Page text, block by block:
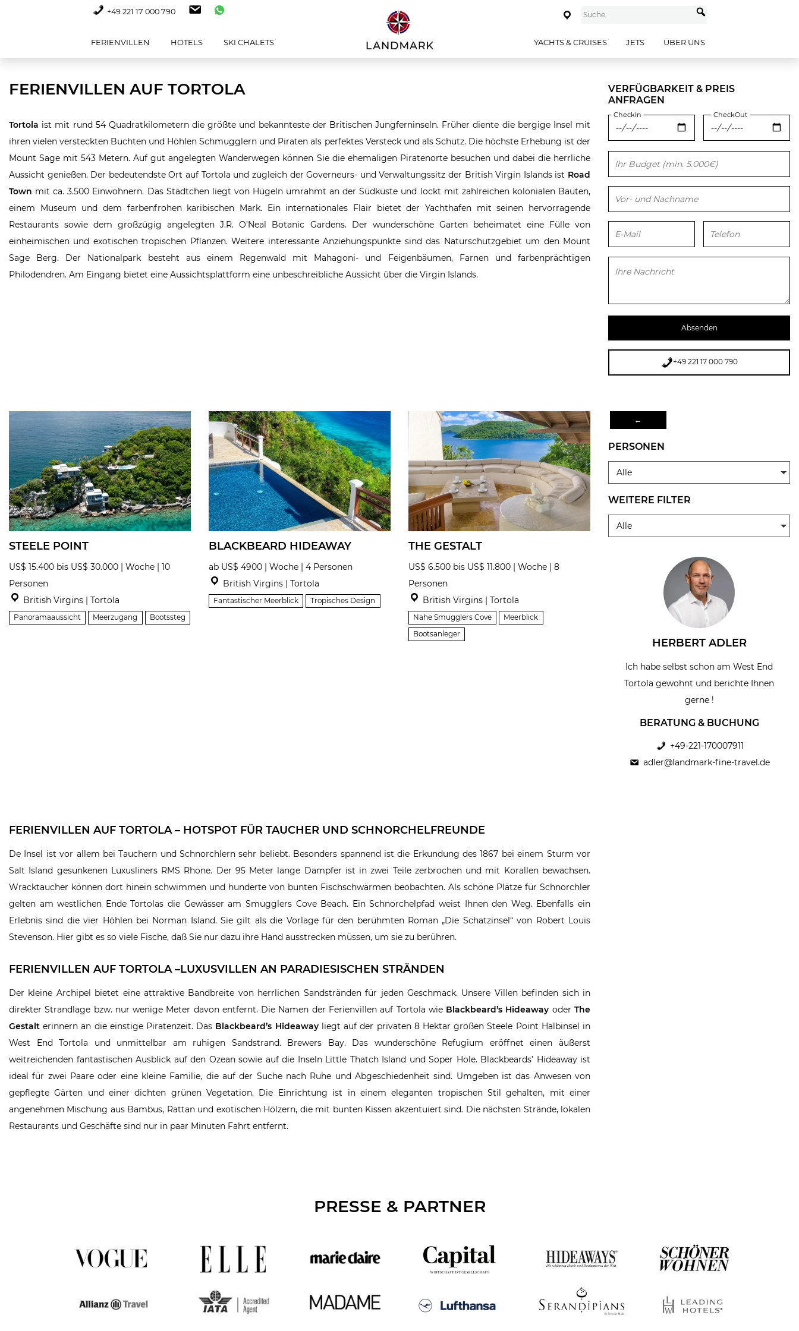
+49 221 17 000 790
FERIENVILLEN HOTELS SKI CHALETS YACHTS & CRUISES JETS ÜBER UNS
FERIENVILLEN AUF TORTOLA
Tortola ist mit rund 54 Quadratkilometern die größte und bekannteste der Britischen Jungferninseln. Früher diente die bergige Insel mit
ihren vielen versteckten Buchten und Höhlen Schmugglern und Piraten als perfektes Versteck und als Schutz. Die höchste Erhebung ist der
Mount Sage mit 543 Metern. Auf gut angelegten Wanderwegen können Sie die ehemaligen Piratenorte besuchen und dabei die herrliche
Aussicht genießen. Der bedeutendste Ort auf Tortola und zugleich der Governeurs- und Verwaltungssitz der British Virgin Islands ist Road
Town mit ca. 3.500 Einwohnern. Das Städtchen liegt von Hügeln umrahmt an der Südküste und lockt mit zahlreichen kolonialen Bauten,
einem Museum und dem farbenfrohen karibischen Mark. Ein internationales Flair bietet der Yachthafen mit seinen hervorragende
Restaurants sowie dem großzügig angelegten J.R. O’Neal Botanic Gardens. Der wunderschöne Garten beheimatet eine Fülle von
einheimischen und exotischen tropischen Pflanzen. Weitere interessante Anziehungspunkte sind das Naturschutzgebiet um den Mount
Sage Berg. Der Nationalpark besteht aus einem Regenwald mit Mahagoni- und Feigenbäumen, Farnen und farbenprächtigen
Philodendren. Am Eingang bietet eine Aussichtsplattform eine unbeschreibliche Aussicht über die Virgin Islands.
VERFÜGBARKEIT & PREIS
ANFRAGEN
CheckIn CheckOut
Bitte lasse dieses Feld leer.
Bitte lasse dieses Feld leer.
+49 221 17 000 790
←
PERSONEN
Alle
WEITERE FILTER
Alle
HERBERT ADLER
Ich habe selbst schon am West End
Tortola gewohnt und berichte Ihnen
gerne !
BERATUNG & BUCHUNG
+49-221-170007911
adler@landmark-fine-travel.de
STEELE POINT
US$ 15.400 bis US$ 30.000 | Woche | 10
Personen
British Virgins | Tortola
Panoramaaussicht Meerzugang Bootssteg
BLACKBEARD HIDEAWAY
ab US$ 4900 | Woche | 4 Personen
British Virgins | Tortola
Fantastischer Meerblick Tropisches Design
THE GESTALT
US$ 6.500 bis US$ 11.800 | Woche | 8
Personen
British Virgins | Tortola
Nahe Smugglers Cove
Meerblick
Bootsanleger
FERIENVILLEN AUF TORTOLA – HOTSPOT FÜR TAUCHER UND SCHNORCHELFREUNDE
De Insel ist vor allem bei Tauchern und Schnorchlern sehr beliebt. Besonders spannend ist die Erkundung des 1867 bei einem Sturm vor
Salt Island gesunkenen Luxusliners RMS Rhone. Der 95 Meter lange Dampfer ist in zwei Teile zerbrochen und mit Korallen bewachsen.
Wracktaucher können dort hinein schwimmen und hunderte von bunten Fischschwärmen beobachten. Als schöne Plätze für Schnorchler
gelten am westlichen Ende Tortolas die Gewässer am Smugglers Cove Beach. Ein Schnorchelpfad weist Ihnen den Weg. Ebenfalls ein
Erlebnis sind die vier Höhlen bei Norman Island. Sie gilt als die Vorlage für den berühmten Roman „Die Schatzinsel“ von Robert Louis
Stevenson. Hier gibt es so viele Fische, daß Sie nur dazu ihre Hand ausstrecken müssen, um sie zu berühren.
FERIENVILLEN AUF TORTOLA –LUXUSVILLEN AN PARADIESISCHEN STRÄNDEN
Der kleine Archipel bietet eine attraktive Bandbreite von herrlichen Sandstränden für jeden Geschmack. Unsere Villen befinden sich in
direkter Strandlage bzw. nur wenige Meter davon entfernt. Die Namen der Ferienvillen auf Tortola wie Blackbeard’s Hideaway oder The
Gestalterinnern an die einstige Piratenzeit. Das Blackbeard’s Hideawayliegt auf der privaten 8 Hektar großen Steele Point Halbinsel in
West End Tortola und unmittelbar am ruhigen Sandstrand. Brewers Bay. Das wunderschöne Refugium eröffnet einen äußerst
weitreichenden fantastischen Ausblick auf den Ozean sowie auf die Inseln Little Thatch Island und Soper Hole. Blackbeards’ Hideaway ist
ideal für zwei Paare oder eine kleine Familie, die auf der Suche nach Ruhe und Abgeschiedenheit sind. Umgeben ist das Anwesen von
gepflegte Gärten und einer dichten grünen Vegetation. Die Einrichtung ist in einem eleganten tropischen Stil gehalten, mit einer
angenehmen Mischung aus Bambus, Rattan und exotischen Hölzern, die mit bunten Kissen akzentuiert sind. Die nächsten Strände, lokalen
Restaurants und Geschäfte sind nur in paar Minuten Fahrt entfernt.
PRESSE & PARTNER